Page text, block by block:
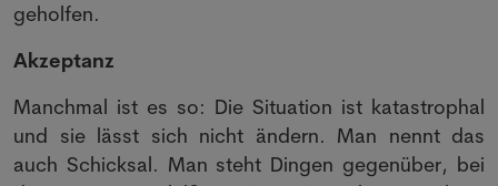
geholfen.
Akzeptanz
Manchmal ist es so: Die Situation ist katastrophal
und sie lässt sich nicht ändern. Man nennt das
auch Schicksal. Man steht Dingen gegenüber, bei